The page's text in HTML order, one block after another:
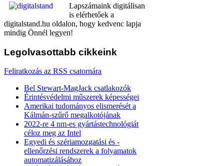
Lapszámaink digitálisan
is elérhetőek a
digitalstand.hu oldalon, hogy kedvenc lapja
mindig Önnél legyen!
Legolvasottabb cikkeink
Feliratkozás az RSS csatornára
Bel Stewart-MagJack csatlakozók
Érintésvédelmi műszerek képességei
Amerikai tudományos elismerését a
Kálmán-szűrő megalkotójának
2022-re 4 nm-es gyártástechnológiát
céloz meg az Intel
Egyedi és szériamozgatási és -
ellenőrzési rendszerek a folyamatok
automatizálásához